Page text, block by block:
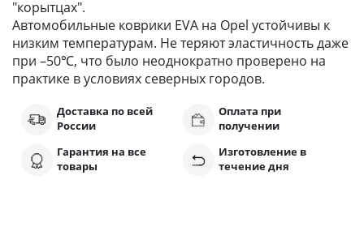
"корытцах".
Автомобильные коврики EVA на Opel устойчивы к
низким температурам. Не теряют эластичность даже
при –50℃, что было неоднократно проверено на
практике в условиях северных городов.
Доставка по всей
России
Оплата при
получении
Гарантия на все
товары
Изготовление в
течение дня